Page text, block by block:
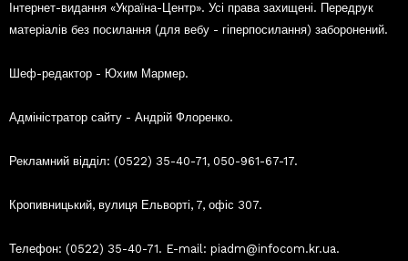
Інтернет-видання «Україна-Центр». Усі права захищені. Передрук
матеріалів без посилання (для вебу - гіперпосилання) заборонений.
Шеф-редактор - Юхим Мармер.
Адміністратор сайту - Андрій Флоренко.
Рекламний відділ: (0522) 35-40-71, 050-961-67-17.
Кропивницький, вулиця Ельворті, 7, офіс 307.
Телефон: (0522) 35-40-71. E-mail: piadm@infocom.kr.ua.